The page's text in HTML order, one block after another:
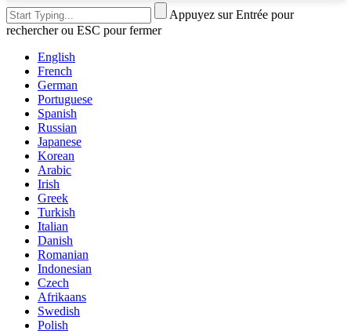
Appuyez sur Entrée pour
rechercher ou ESC pour fermer
English
French
German
Portuguese
Spanish
Russian
Japanese
Korean
Arabic
Irish
Greek
Turkish
Italian
Danish
Romanian
Indonesian
Czech
Afrikaans
Swedish
Polish